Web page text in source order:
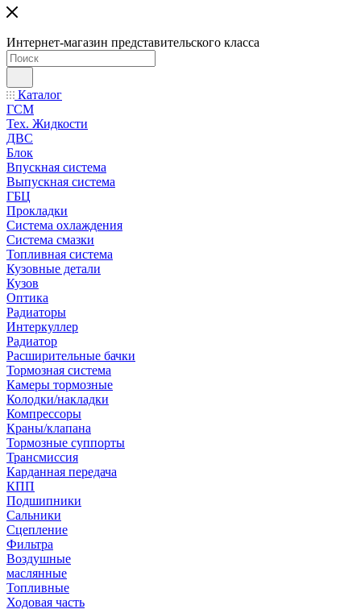
Интернет-магазин представительского класса
Каталог
ГСМ
Тех. Жидкости
ДВС
Блок
Впускная система
Выпускная система
ГБЦ
Прокладки
Система охлаждения
Система смазки
Топливная система
Кузовные детали
Кузов
Оптика
Радиаторы
Интеркуллер
Радиатор
Расширительные бачки
Тормозная система
Камеры тормозные
Колодки/накладки
Компрессоры
Краны/клапана
Тормозные суппорты
Трансмиссия
Карданная передача
КПП
Подшипники
Сальники
Сцепление
Фильтра
Воздушные
маслянные
Топливные
Ходовая часть